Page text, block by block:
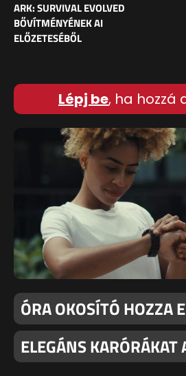
ARK: SURVIVAL EVOLVED
BŐVÍTMÉNYÉNEK AI
ELŐZETESÉBŐL
Lépj be, ha hozzá
ÓRA OKOSÍTÓ HOZZA
ELEGÁNS